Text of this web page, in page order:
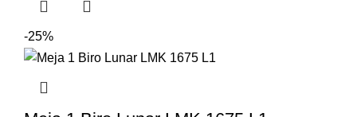
-25%